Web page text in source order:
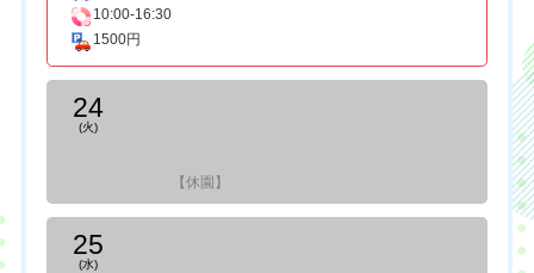
10:00-16:30
1500円
24
(火)
【休園】
25
(水)